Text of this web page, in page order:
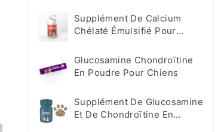
Supplément De Calcium
Chélaté Émulsifié Pour
Glucosamine Chondroïtine
En Poudre Pour Chiens
Supplément De Glucosamine
Et De Chondroïtine En